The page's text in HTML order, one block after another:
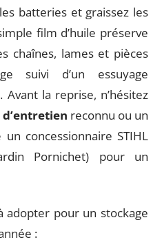
batteries et graissez les
film d’huile préserve
chaînes, lames et pièces
suivi d’un essuyage
la reprise, n’hésitez
reconnu ou un
concessionnaire STIHL
Pornichet) pour un
adopter pour un stockage
: